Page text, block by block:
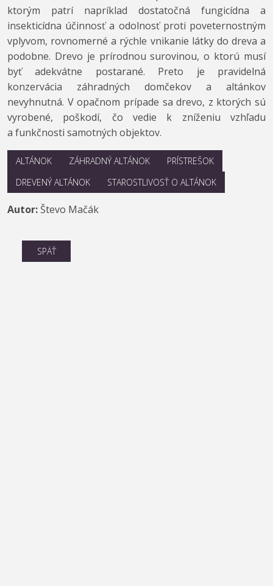
ktorým patrí napríklad dostatočná fungicídna a
insekticídna účinnosť a odolnosť proti poveternostným
vplyvom, rovnomerné a rýchle vnikanie látky do dreva a
podobne. Drevo je prírodnou surovinou, o ktorú musí
byť adekvátne postarané. Preto je pravidelná
konzervácia záhradných domčekov a altánkov
nevyhnutná. V opačnom prípade sa drevo, z ktorých sú
vyrobené, poškodí, čo vedie k zníženiu vzhľadu
a funkčnosti samotných objektov.
ALTÁNOK ZÁHRADNÝ ALTÁNOK
PRÍSTREŠOK
DREVENÝ ALTÁNOK
STAROSTLIVOSŤ O ALTÁNOK
Autor: Števo Mačák
SPÄŤ